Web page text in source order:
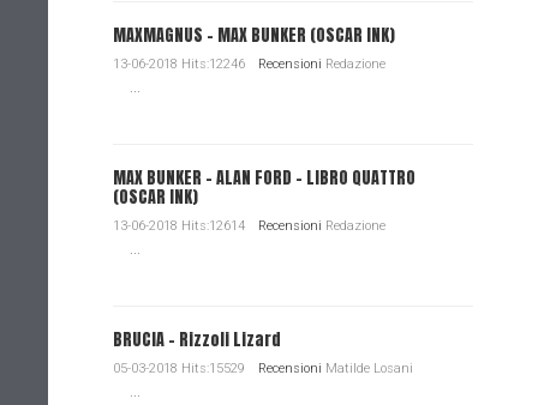
MAXMAGNUS – MAX BUNKER (OSCAR INK)
13-06-2018 Hits:12246 Recensioni Redazione
...
MAX BUNKER – ALAN FORD – LIBRO QUATTRO
(OSCAR INK)
13-06-2018 Hits:12614 Recensioni Redazione
...
BRUCIA - Rizzoli Lizard
05-03-2018 Hits:15529 Recensioni Matilde Losani
...